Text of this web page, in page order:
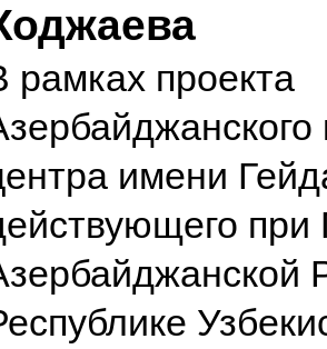
рамках проекта
имени
при